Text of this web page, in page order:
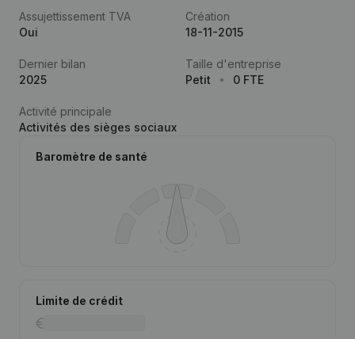
Assujettissement TVA
Oui
Création
18-11-2015
Dernier bilan
2025
Taille d'entreprise
Petit
0 FTE
Activité principale
Activités des sièges sociaux
Baromètre de santé
Limite de crédit